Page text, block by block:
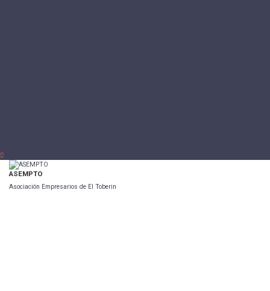
ASEMPTO
Asociación Empresarios de El Toberin